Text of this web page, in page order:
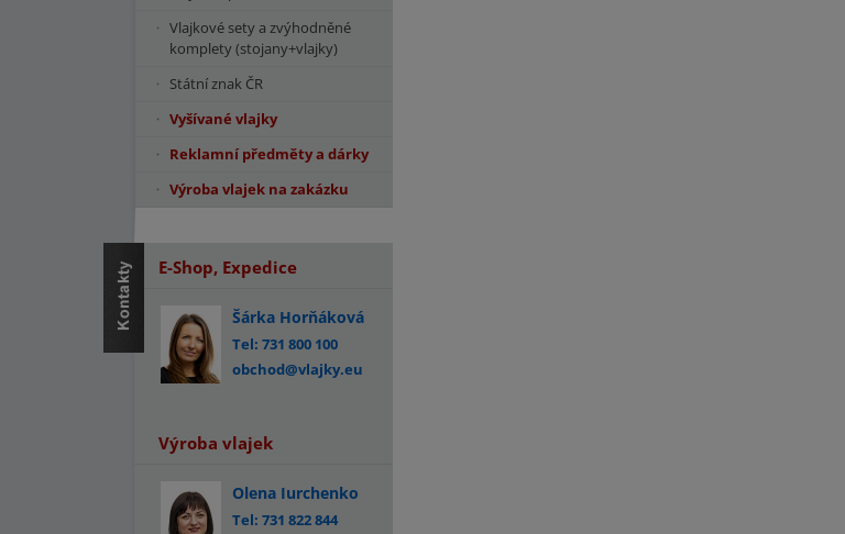
Vlajkové sety a zvýhodněné
komplety (stojany+vlajky)
Státní znak ČR
Vyšívané vlajky
Reklamní předměty a dárky
Výroba vlajek na zakázku
E-Shop, Expedice
Šárka Horňáková
Tel: 731 800 100
obchod@vlajky.eu
Výroba vlajek
Olena Iurchenko
Tel: 731 822 844